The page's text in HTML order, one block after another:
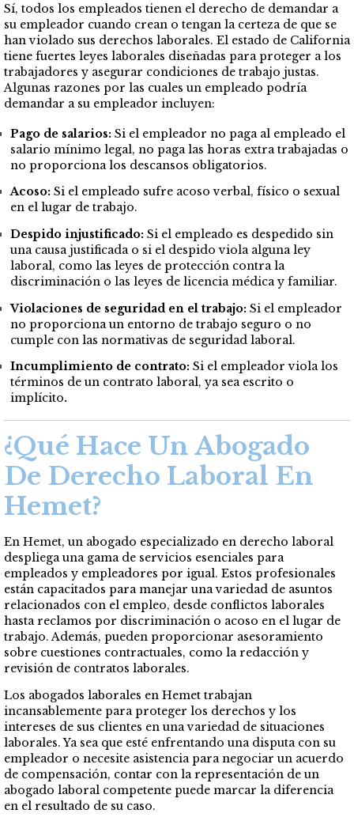
Sí, todos los empleados tienen el derecho de demandar a
su empleador cuando crean o tengan la certeza de que se
han violado sus derechos laborales. El estado de California
tiene fuertes leyes laborales diseñadas para proteger a los
trabajadores y asegurar condiciones de trabajo justas.
Algunas razones por las cuales un empleado podría
demandar a su empleador incluyen:
Pago de salarios: Si el empleador no paga al empleado el
salario mínimo legal, no paga las horas extra trabajadas o
no proporciona los descansos obligatorios.
Acoso: Si el empleado sufre acoso verbal, físico o sexual
en el lugar de trabajo.
Despido injustificado: Si el empleado es despedido sin
una causa justificada o si el despido viola alguna ley
laboral, como las leyes de protección contra la
discriminación o las leyes de licencia médica y familiar.
Violaciones de seguridad en el trabajo: Si el empleador
no proporciona un entorno de trabajo seguro o no
cumple con las normativas de seguridad laboral.
Incumplimiento de contrato: Si el empleador viola los
términos de un contrato laboral, ya sea escrito o
implícito.
¿Qué Hace Un Abogado
De Derecho Laboral En
Hemet?
En Hemet, un abogado especializado en derecho laboral
despliega una gama de servicios esenciales para
empleados y empleadores por igual. Estos profesionales
están capacitados para manejar una variedad de asuntos
relacionados con el empleo, desde conflictos laborales
hasta reclamos por discriminación o acoso en el lugar de
trabajo. Además, pueden proporcionar asesoramiento
sobre cuestiones contractuales, como la redacción y
revisión de contratos laborales.
Los abogados laborales en Hemet trabajan
incansablemente para proteger los derechos y los
intereses de sus clientes en una variedad de situaciones
laborales. Ya sea que esté enfrentando una disputa con su
empleador o necesite asistencia para negociar un acuerdo
de compensación, contar con la representación de un
abogado laboral competente puede marcar la diferencia
en el resultado de su caso.